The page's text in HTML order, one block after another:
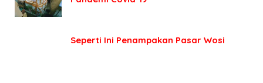
Seperti Ini Penampakan Pasar Wosi